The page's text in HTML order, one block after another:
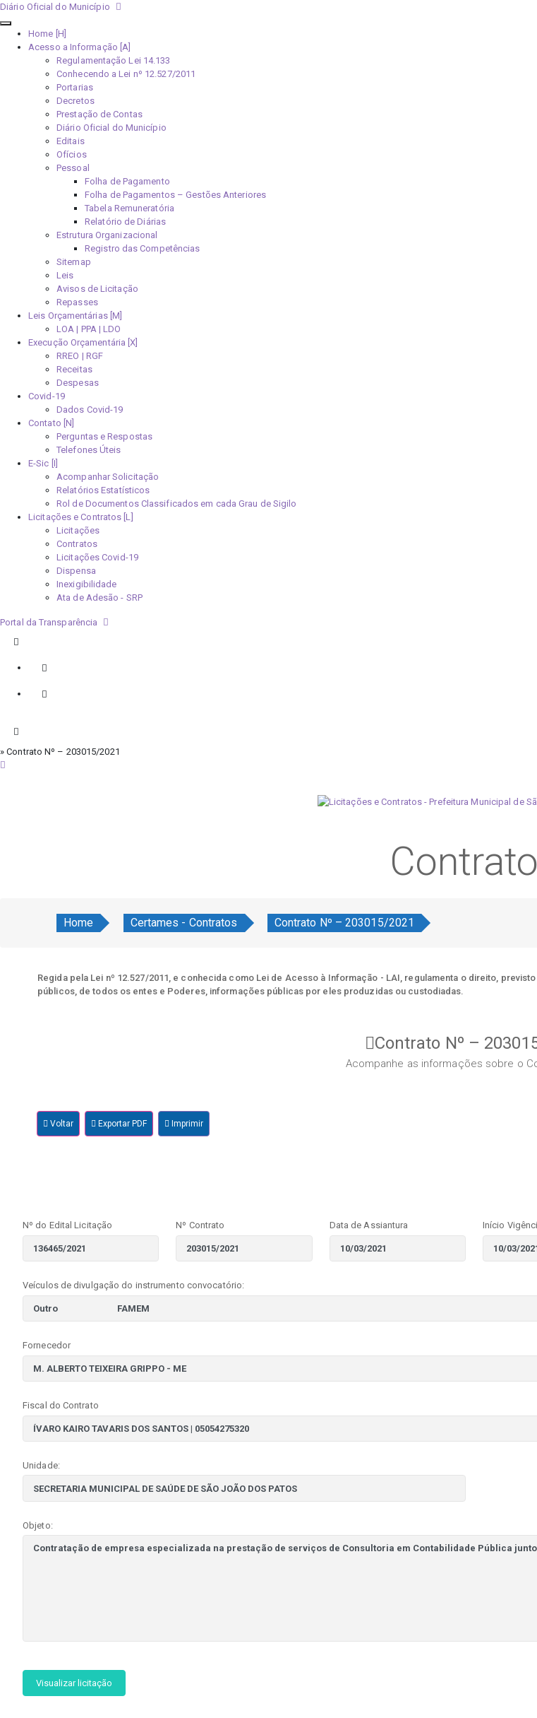
Diário Oficial do Município
Home [H]
Acesso a Informação [A]
Regulamentação Lei 14.133
Conhecendo a Lei nº 12.527/2011
Portarias
Decretos
Prestação de Contas
Diário Oficial do Município
Editais
Ofícios
Pessoal
Folha de Pagamento
Folha de Pagamentos – Gestões Anteriores
Tabela Remuneratória
Relatório de Diárias
Estrutura Organizacional
Registro das Competências
Sitemap
Leis
Avisos de Licitação
Repasses
Leis Orçamentárias [M]
LOA | PPA | LDO
Execução Orçamentária [X]
RREO | RGF
Receitas
Despesas
Covid-19
Dados Covid-19
Contato [N]
Perguntas e Respostas
Telefones Úteis
E-Sic [I]
Acompanhar Solicitação
Relatórios Estatísticos
Rol de Documentos Classificados em cada Grau de Sigilo
Licitações e Contratos [L]
Licitações
Contratos
Licitações Covid-19
Dispensa
Inexigibilidade
Ata de Adesão - SRP
Portal da Transparência
» Contrato Nº – 203015/2021
Home Certames - Contratos Contrato Nº – 203015/2021
Regida pela Lei nº 12.527/2011, e conhecida como Lei de Acesso à Informação - LAI, regulamenta o direito,
públicos, de todos os entes e Poderes, informações públicas por eles produzidas ou custodiadas.
Contrato Nº –
Acompanhe as informações sobre o
Voltar Exportar PDF Imprimir
Nº do Edital Licitação Nº Contrato Data de Assiantura Início
Veículos de divulgação do instrumento convocatório:
Fornecedor
Fiscal do Contrato
Unidade:
Objeto:
Visualizar licitação